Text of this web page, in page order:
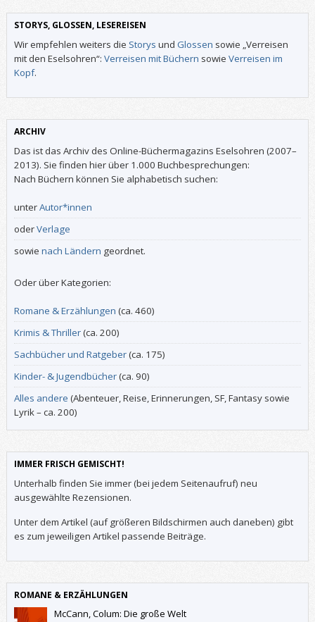
STORYS, GLOSSEN, LESEREISEN
Wir empfehlen weiters die Storys und Glossen sowie „Verreisen
mit den Eselsohren“: Verreisen mit Büchern sowie Verreisen im
Kopf.
ARCHIV
Das ist das Archiv des Online-Büchermagazins Eselsohren (2007–
2013). Sie finden hier über 1.000 Buchbesprechungen:
Nach Büchern können Sie alphabetisch suchen:
unterAutor*innen
oderVerlage
sowie nach Ländern geordnet.
Oder über Kategorien:
Romane & Erzählungen (ca. 460)
Krimis & Thriller(ca. 200)
Sachbücher und Ratgeber(ca. 175)
Kinder- & Jugendbücher(ca. 90)
Alles andere (Abenteuer, Reise, Erinnerungen, SF, Fantasy sowie
Lyrik – ca. 200)
IMMER FRISCH GEMISCHT!
Unterhalb finden Sie immer (bei jedem Seitenaufruf) neu
ausgewählte Rezensionen.
Unter dem Artikel (auf größeren Bildschirmen auch daneben) gibt
es zum jeweiligen Artikel passende Beiträge.
ROMANE & ERZÄHLUNGEN
McCann, Colum: Die große Welt